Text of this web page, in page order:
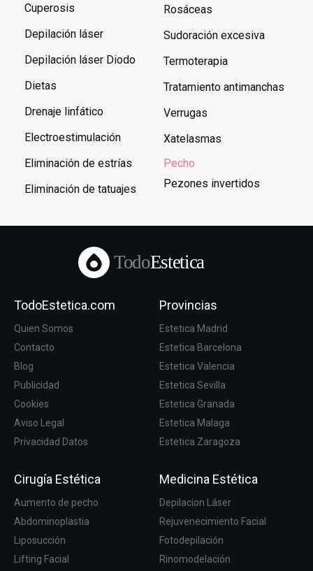
Cuperosis
Depilación láser
Depilación láser Diodo
Dietas
Drenaje linfático
Electroestimulación
Eliminación de estrías
Eliminación de tatuajes
Rosáceas
Sudoración excesiva
Termoterapia
Tratamiento antimanchas
Verrugas
Xatelasmas
Pecho
Pezones invertidos
TodoEstetica
TodoEstetica.com
Quien Somos
Contacto
Blog
Publicidad
Cookies
Aviso Legal
Privacidad Datos
Provincias
Estetica Madrid
Estetica Barcelona
Estetica Valencia
Estetica Sevilla
Estetica Granada
Estetica Malaga
Estetica Zaragoza
Cirugía Estética
Aumento de pecho
Abdominoplastia
Liposucción
Lifting Facial
Medicina Estética
Depilacion Láser
Rejuvenecimiento Facial
Fotodepilación
Rinomodelación